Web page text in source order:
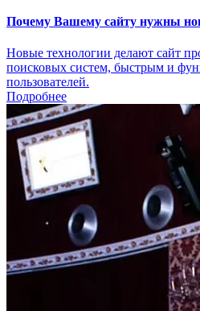
Почему Вашему сайту нужны
Новые технологии делают сайт
поисковых систем, быстрым и
пользователей.
Подробнее